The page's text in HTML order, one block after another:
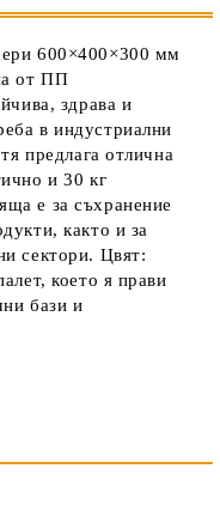
600×400×300 мм
от ПП
здрава и
в индустриални
предлага отлична
и 30 кг
е за съхранение
както и за
сектори. Цвят:
което я прави
бази и